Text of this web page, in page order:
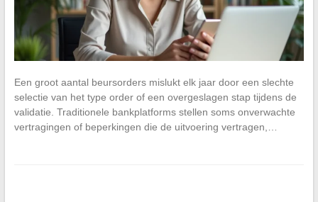
Een groot aantal beursorders mislukt elk jaar door een slechte
selectie van het type order of een overgeslagen stap tijdens de
validatie. Traditionele bankplatforms stellen soms onverwachte
vertragingen of beperkingen die de uitvoering vertragen,…